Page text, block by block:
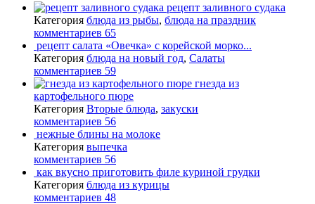
рецепт заливного судака
Категория блюда из рыбы, блюда на праздник
комментариев 65
рецепт салата «Овечка» с корейской морко...
Категория блюда на новый год, Салаты
комментариев 59
гнезда из
картофельного пюре
Категория Вторые блюда, закуски
комментариев 56
нежные блины на молоке
Категория выпечка
комментариев 56
как вкусно приготовить филе куриной грудки
Категория блюда из курицы
комментариев 48